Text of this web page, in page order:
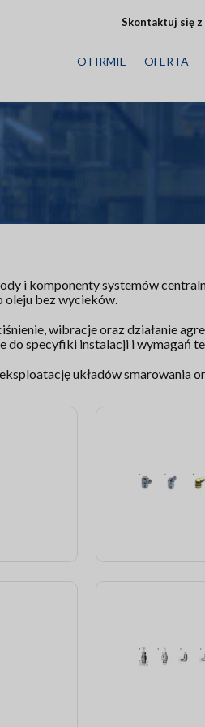
O FIRMIE OFERTA
Skontaktuj się z
i komponenty systemów
oleju bez wycieków.
wibracje oraz działanie
do specyfiki instalacji i wymagań
układów smarowania